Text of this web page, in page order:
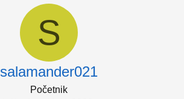
S
salamander021
Početnik